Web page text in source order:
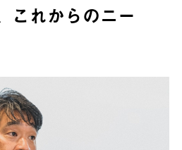
これからのニー